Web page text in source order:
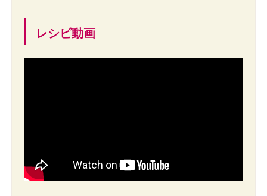
レシピ動画